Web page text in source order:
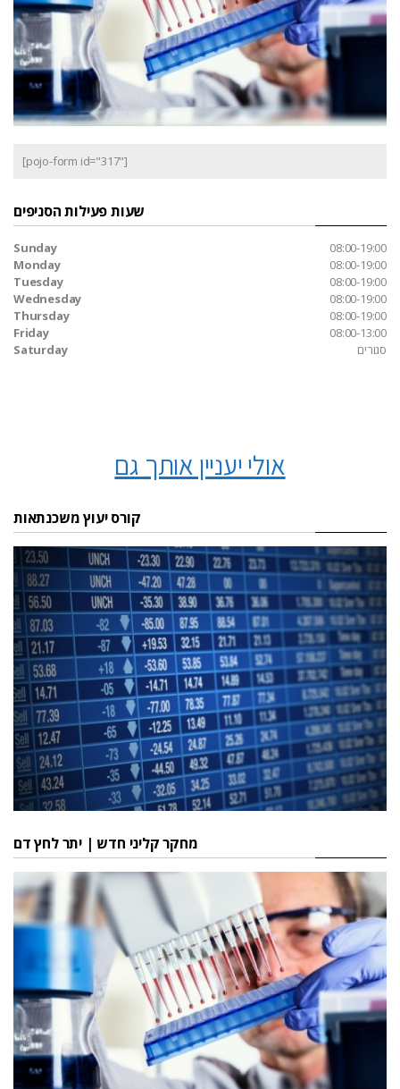
[pojo-form id="317"]
שעות פעילות הסניפים
Sunday
08:00-19:00
Monday
08:00-19:00
Tuesday
08:00-19:00
Wednesday
08:00-19:00
Thursday
08:00-19:00
Friday
08:00-13:00
Saturday
סגורים
אולי יעניין אותך גם
קורס יעוץ משכנתאות
מחקר קליני חדש | יתר לחץ דם